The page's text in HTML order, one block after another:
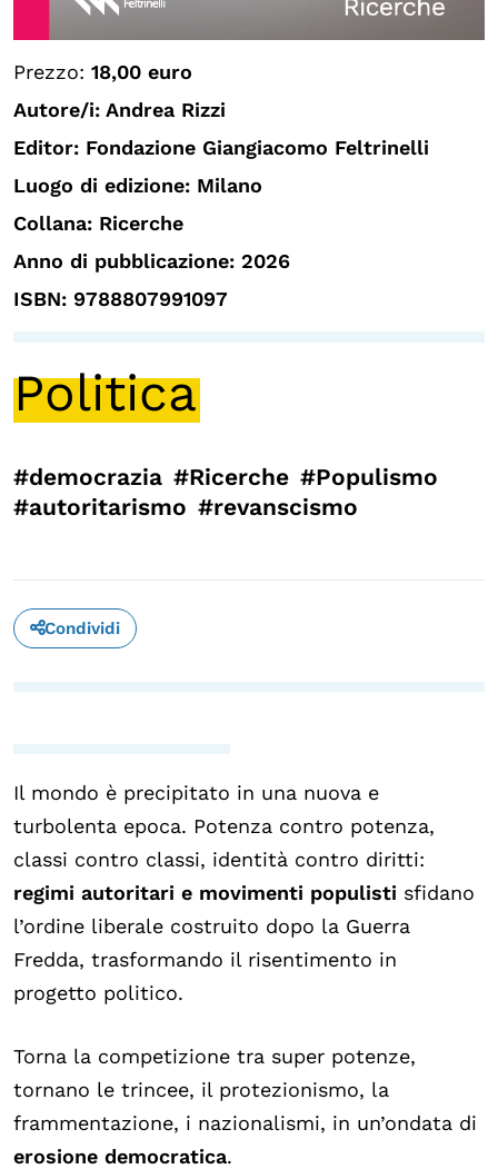
Prezzo: 18,00 euro
Autore/i: Andrea Rizzi
Editor: Fondazione Giangiacomo Feltrinelli
Luogo di edizione: Milano
Collana: Ricerche
Anno di pubblicazione: 2026
ISBN: 9788807991097
Politica
#democrazia #Ricerche #Populismo
#autoritarismo #revanscismo
Condividi
Il mondo è precipitato in una nuova e
turbolenta epoca. Potenza contro potenza,
classi contro classi, identità contro diritti:
regimi autoritari e movimenti populisti sfidano
l’ordine liberale costruito dopo la Guerra
Fredda, trasformando il risentimento in
progetto politico.
Torna la competizione tra super potenze,
tornano le trincee, il protezionismo, la
frammentazione, i nazionalismi, in un’ondata di
erosione democratica.